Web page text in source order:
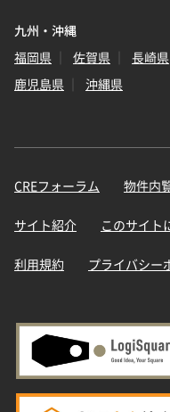
九州・沖縄
福岡県
佐賀県 長崎県
鹿児島県
沖縄県
CREフォーラム 物件内
サイト紹介 このサイト
利用規約 プライバシー